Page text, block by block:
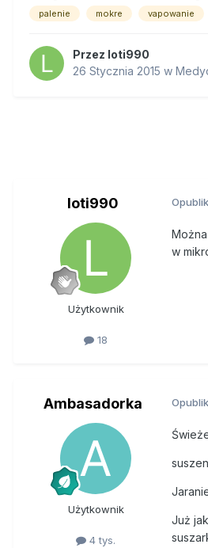
palenie mokre vapowanie
Przez loti990
26 Stycznia 2015 w
loti990
Użytkownik
18
w
Ambasadorka
Użytkownik
4 tys.
Już